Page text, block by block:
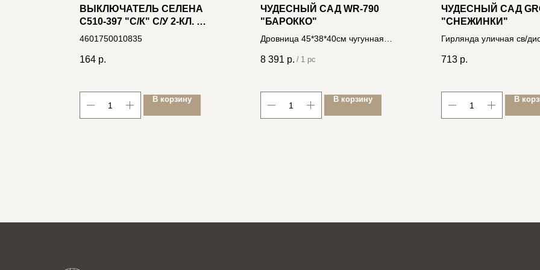
ВЫКЛЮЧАТЕЛЬ СЕЛЕНА
С510-397 "С/К" С/У 2-КЛ. С
ПОДСВ. СЛОНОВАЯ
4601750010835
164 р.
В корзину
ЧУДЕСНЫЙ САД WR-790
"БАРОККО"
Дровница 45*38*40см чугунная
8 391 р. / 1 pc
В корзину
ЧУДЕСНЫЙ САД
"СНЕЖИНКИ"
Гирлянда уличная св/
4606400206880
713 р.
В